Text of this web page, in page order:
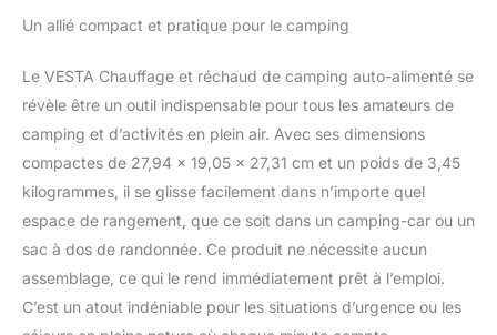
Durée de conservation :
des conditions
ambiantes au-dessus de
son point de
congélation, ce produit
durera de nombreuses
années. Le produit peut
geler lorsque la
température atteint -8
°C. Chauffage hors-
réseau : idéal pour le
camping, les pique-
niques, les urgences ou
Un allié compact et pratique pour le camping
Le VESTA Chauffage et réchaud de camping auto-alimenté se
révèle être un outil indispensable pour tous les amateurs de
camping et d’activités en plein air. Avec ses dimensions
compactes de 27,94 x 19,05 x 27,31 cm et un poids de 3,45
kilogrammes, il se glisse facilement dans n’importe quel
espace de rangement, que ce soit dans un camping-car ou un
sac à dos de randonnée. Ce produit ne nécessite aucun
assemblage, ce qui le rend immédiatement prêt à l’emploi.
C’est un atout indéniable pour les situations d’urgence ou les